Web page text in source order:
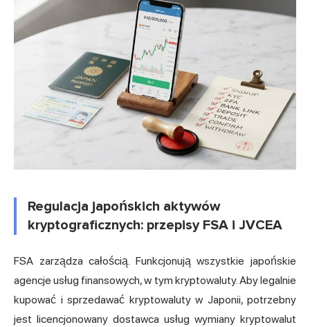
Regulacja japońskich aktywów
kryptograficznych: przepisy FSA i JVCEA
FSA zarządza całością. Funkcjonują wszystkie japońskie
agencje usług finansowych, w tym kryptowaluty. Aby legalnie
kupować i sprzedawać kryptowaluty w Japonii, potrzebny
jest licencjonowany dostawca usług wymiany kryptowalut